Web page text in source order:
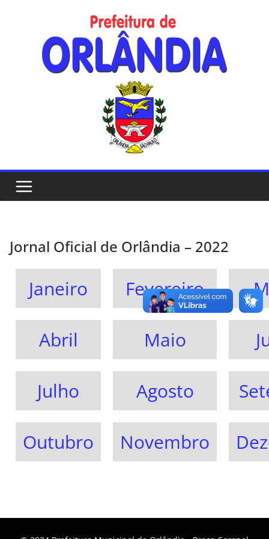
Jornal Oficial de Orlândia – 2022
Janeiro Fevereiro
Abril Maio
Julho Agosto
Outubro Novembro